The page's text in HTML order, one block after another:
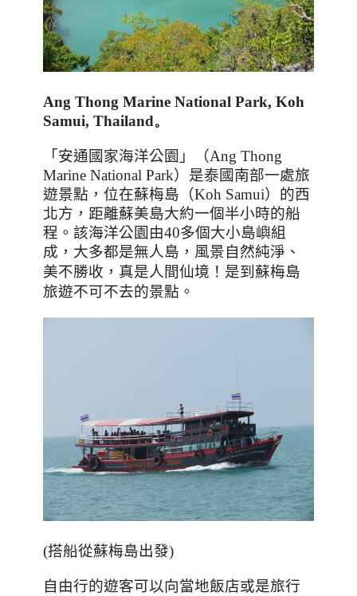
Ang Thong Marine National Park, Koh
Samui, Thailand。
「安通國家海洋公園」（Ang Thong
Marine National Park）是泰國南部一處旅
遊景點，位在蘇梅島（Koh Samui）的西
北方，距離蘇美島大約一個半小時的船
程。該海洋公園由40多個大小島嶼組
成，大多都是無人島，風景自然純淨、
美不勝收 ，真是人間仙境！是到蘇梅島
旅遊不可不去的景點。
(搭船從蘇梅島出發)
自由行的遊客可以向當地飯店或是旅行